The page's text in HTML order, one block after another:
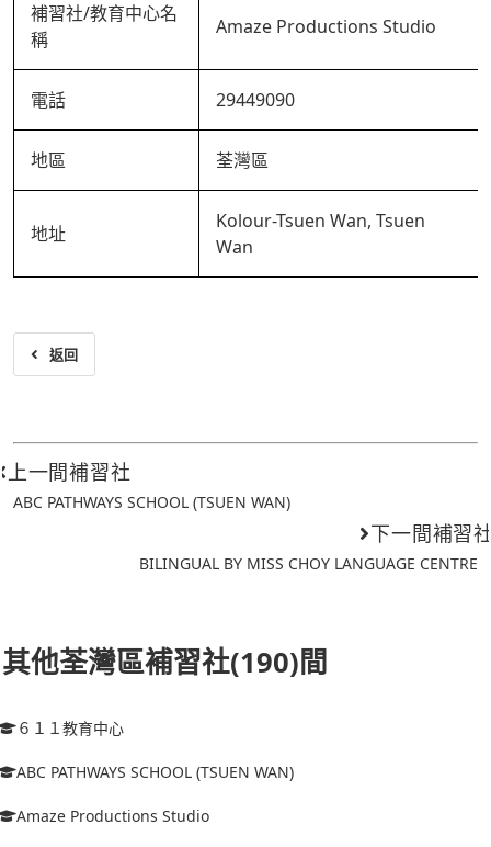
補習社/教育中心名
稱
Amaze Productions Studio
電話 29449090
地區 荃灣區
地址
Kolour-Tsuen Wan, Tsuen
Wan
返回
上一間補習社
ABC PATHWAYS SCHOOL (TSUEN WAN)
下一間補習
BILINGUAL BY MISS CHOY LANGUAGE CENTRE
其他荃灣區補習社(190)間
６１１教育中心
ABC PATHWAYS SCHOOL (TSUEN WAN)
Amaze Productions Studio